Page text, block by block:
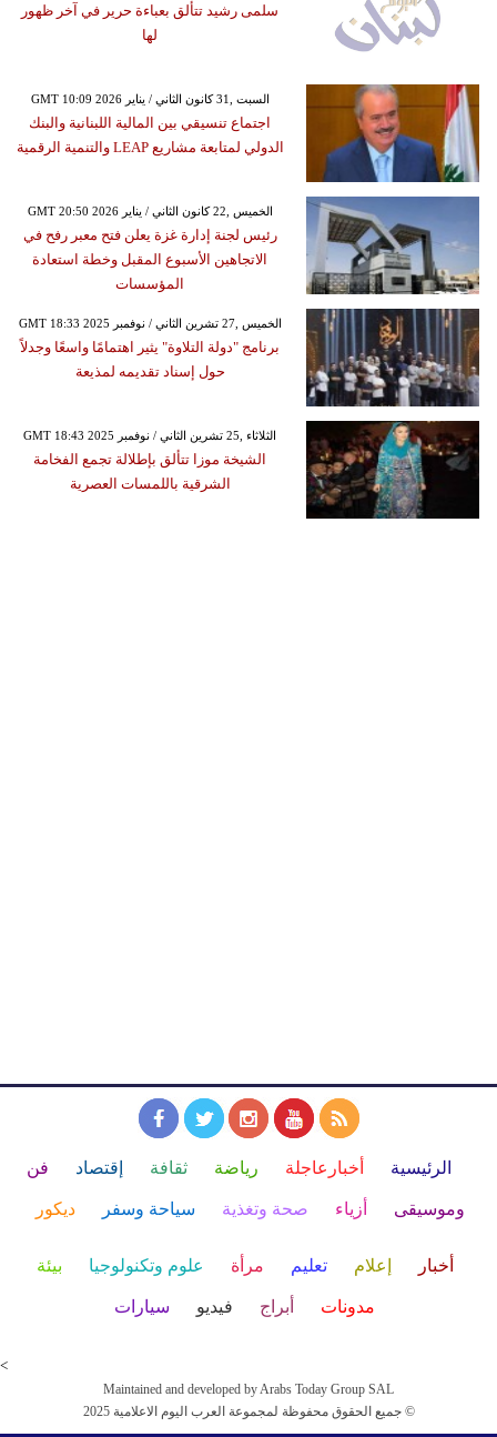
سلمى رشيد تتألق بعباءة حرير في آخر ظهور
لها
GMT 10:09 2026 السبت ,31 كانون الثاني / يناير
اجتماع تنسيقي بين المالية اللبنانية والبنك
الدولي لمتابعة مشاريع LEAP والتنمية الرقمية
GMT 20:50 2026 الخميس ,22 كانون الثاني / يناير
رئيس لجنة إدارة غزة يعلن فتح معبر رفح في
الاتجاهين الأسبوع المقبل وخطة استعادة
المؤسسات
GMT 18:33 2025 الخميس ,27 تشرين الثاني / نوفمبر
برنامج "دولة التلاوة" يثير اهتمامًا واسعًا وجدلاً
حول إسناد تقديمه لمذيعة
GMT 18:43 2025 الثلاثاء ,25 تشرين الثاني / نوفمبر
الشيخة موزا تتألق بإطلالة تجمع الفخامة
الشرقية باللمسات العصرية
الرئيسية أخبارعاجلة رياضة ثقافة إقتصاد فن
وموسيقى أزياء صحة وتغذية سياحة وسفر ديكور
أخبار إعلام تعليم مرأة علوم وتكنولوجيا بيئة
مدونات أبراج فيديو سيارات
<
Maintained and developed by Arabs Today Group SAL
جميع الحقوق محفوظة لمجموعة العرب اليوم الاعلامية 2025 ©